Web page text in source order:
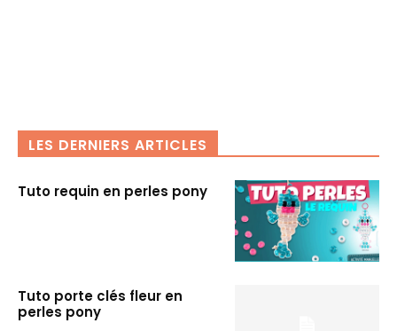
LES DERNIERS ARTICLES
Tuto requin en perles pony
Tuto porte clés fleur en
perles pony